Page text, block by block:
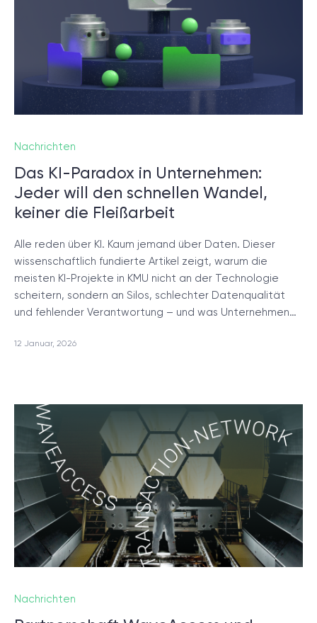
Nachrichten
Das KI-Paradox in Unternehmen:
Jeder will den schnellen Wandel,
keiner die Fleißarbeit
Alle reden über KI. Kaum jemand über Daten. Dieser
wissenschaftlich fundierte Artikel zeigt, warum die
meisten KI-Projekte in KMU nicht an der Technologie
scheitern, sondern an Silos, schlechter Datenqualität
und fehlender Verantwortung – und was Unternehmen…
12 Januar, 2026
Nachrichten